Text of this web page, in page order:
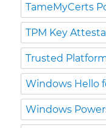
TameMyCerts
TPM Key
Trusted
Windows Hello
Windows